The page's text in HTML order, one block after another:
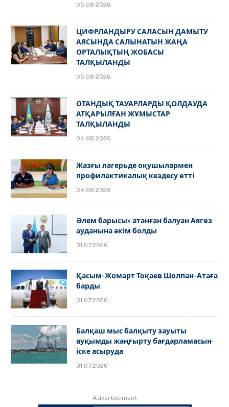
05.08.2026
ЦИФРЛАНДЫРУ САЛАСЫН ДАМЫТУ
АЯСЫНДА САЛЫНАТЫН ЖАҢА
ОРТАЛЫҚТЫҢ ЖОБАСЫ
ТАЛҚЫЛАНДЫ
05.08.2026
ОТАНДЫҚ ТАУАРЛАРДЫ ҚОЛДАУДА
АТҚАРЫЛҒАН ЖҰМЫСТАР
ТАЛҚЫЛАНДЫ
04.08.2026
Жазғы лагерьде оқушылармен
профилактикалық кездесу өтті
04.08.2026
Әлем барысы» атанған балуан Аягөз
ауданына әкім болды
31.07.2026
Қасым-Жомарт Тоқаев Шолпан-Атаға
барды
31.07.2026
Балқаш мыс балқыту зауыты
ауқымды жаңғырту бағдарламасын
іске асыруда
31.07.2026
Advertisement